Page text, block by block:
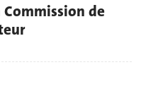
de